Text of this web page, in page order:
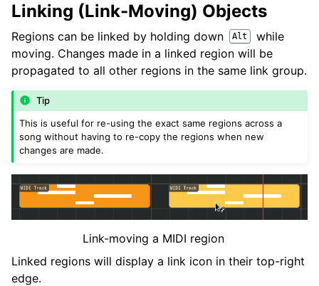
Linking (Link-Moving) Objects
Regions can be linked by holding down Alt
while
moving. Changes made in a linked region will be
propagated to all other regions in the same link group.
Tip
This is useful for re-using the exact same regions across a
song without having to re-copy the regions when new
changes are made.
Link-moving a MIDI region
Linked regions will display a link icon in their top-right
edge.